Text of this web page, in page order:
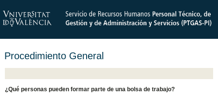
Procedimiento General
¿Qué personas pueden formar parte de una bolsa de trabajo?